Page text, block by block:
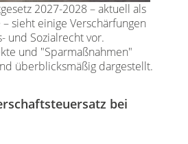
2027-2028 – aktuell als
sieht einige Verschärfungen
und Sozialrecht vor.
und "Sparmaßnahmen"
überblicksmäßig dargestellt.
bei